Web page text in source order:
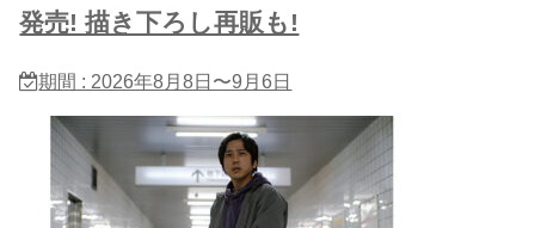
発売! 描き下ろし再販も!
期間 : 2026年8月8日〜9月6日